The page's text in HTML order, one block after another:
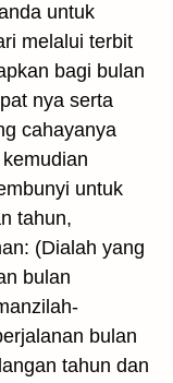
untuk
melalui terbit
bagi bulan
nya serta
cahayanya
untuk
tahun,
(Dialah yang
bulan
bulan
tahun dan